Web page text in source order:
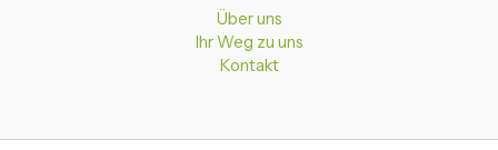
Über uns
Ihr Weg zu uns
Kontakt